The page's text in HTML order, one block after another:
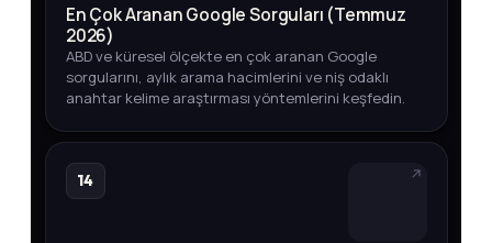
En Çok Aranan Google Sorguları (Temmuz
2026)
ABD ve küresel ölçekte en çok aranan Google
sorgularını, aylık arama hacimlerini ve niş odaklı
anahtar kelime araştırması yöntemlerini keşfedin.
14